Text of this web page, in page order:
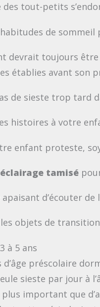
des tout-petits
habitudes de
devrait toujours être
établies avant son
de sieste trop tard
histoires à votre
enfant proteste,
éclairage tamisé
d’écouter
les objets de
à 5 ans
d’âge préscolaire
sieste par jour à
important que